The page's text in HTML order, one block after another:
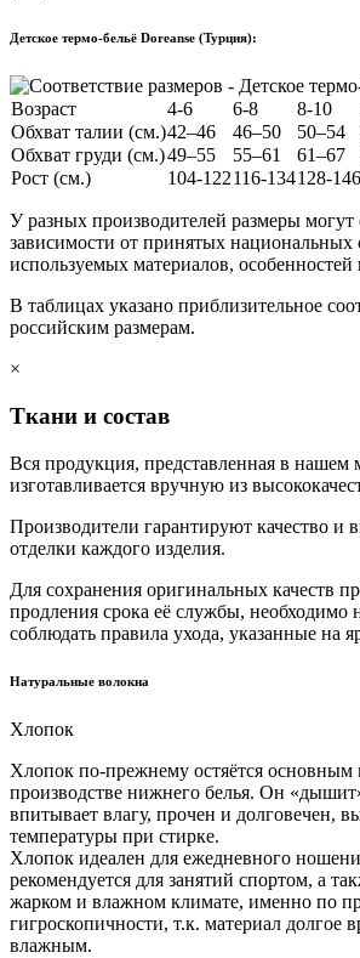
Детское термо-бельё Doreanse (Турция):
Возраст 4-6 6-8 8-10
Обхват талии (см.)42–46 46–50 50–54
Обхват груди (см.)49–55 55–61 61–67
Рост (см.)
104-122116-134128-146
У разных производителей размеры могут
зависимости от принятых национальных
используемых материалов, особенностей
В таблицах указано приблизительное
российским размерам.
×
Ткани и состав
Вся продукция, представленная в нашем
изготавливается вручную из
Производители гарантируют качество и
отделки каждого изделия.
Для сохранения оригинальных качеств
продления срока её службы, необходимо
соблюдать правила ухода, указанные на
Натуральные волокна
Хлопок
Хлопок по-прежнему остяётся основным
производстве нижнего белья. Он
впитывает влагу, прочен и долговечен,
температуры при стирке.
Хлопок идеален для ежедневного
рекомендуется для занятий спортом, а
жарком и влажном климате, именно по
гигроскопичности, т.к. материал долгое
влажным.